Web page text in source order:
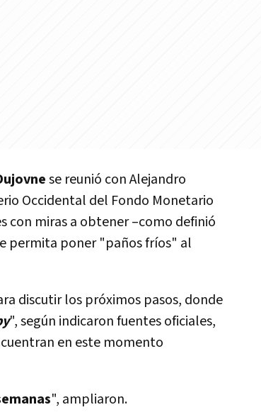
se reunió con Alejandro
Occidental del Fondo Monetario
con miras a obtener –como definió
permita poner "paños frí­os" al
discutir los próximos pasos, donde
", según indicaron fuentes oficiales,
en este momento
", ampliaron.